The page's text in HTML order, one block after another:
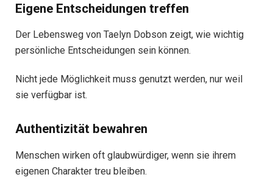
Eigene Entscheidungen treffen
Der Lebensweg von Taelyn Dobson zeigt, wie wichtig
persönliche Entscheidungen sein können.
Nicht jede Möglichkeit muss genutzt werden, nur weil
sie verfügbar ist.
Authentizität bewahren
Menschen wirken oft glaubwürdiger, wenn sie ihrem
eigenen Charakter treu bleiben.